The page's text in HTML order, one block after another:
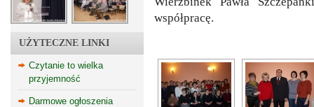
UŻYTECZNE LINKI
Czytanie to wielka
przyjemność
Darmowe ogłoszenia
współpracę.